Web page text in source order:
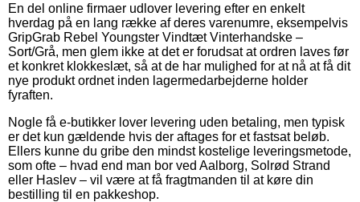
En del online firmaer udlover levering efter en enkelt
hverdag på en lang række af deres varenumre, eksempelvis
GripGrab Rebel Youngster Vindtæt Vinterhandske –
Sort/Grå, men glem ikke at det er forudsat at ordren laves før
et konkret klokkeslæt, så at de har mulighed for at nå at få dit
nye produkt ordnet inden lagermedarbejderne holder
fyraften.
Nogle få e-butikker lover levering uden betaling, men typisk
er det kun gældende hvis der aftages for et fastsat beløb.
Ellers kunne du gribe den mindst kostelige leveringsmetode,
som ofte – hvad end man bor ved Aalborg, Solrød Strand
eller Haslev – vil være at få fragtmanden til at køre din
bestilling til en pakkeshop.